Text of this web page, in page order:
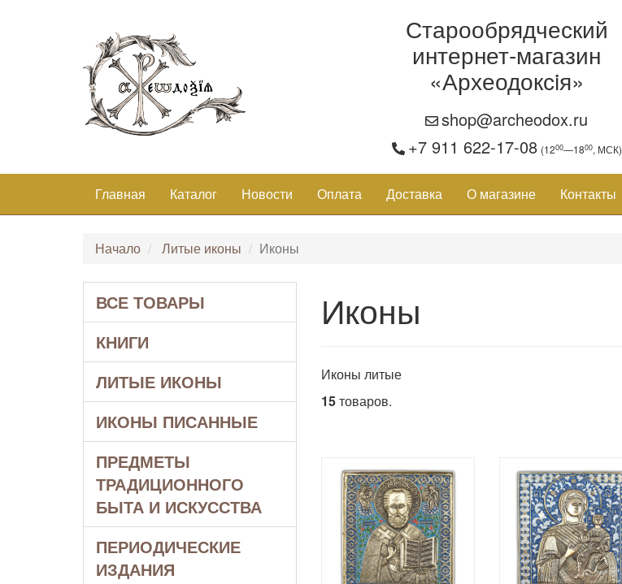
Старообрядческий
интернет-магазин
«Археодоксiя»
shop@archeodox.ru
+7 911 622-17-08 (1200—1800, МСК)
Главная Каталог Новости Оплата Доставка О магазине Контакты
Начало Литые иконы Иконы
ВСЕ ТОВАРЫ
КНИГИ
ЛИТЫЕ ИКОНЫ
ИКОНЫ ПИСАННЫЕ
ПРЕДМЕТЫ
ТРАДИЦИОННОГО
БЫТА И ИСКУССТВА
ПЕРИОДИЧЕСКИЕ
ИЗДАНИЯ
Иконы
Иконы литые
15товаров.